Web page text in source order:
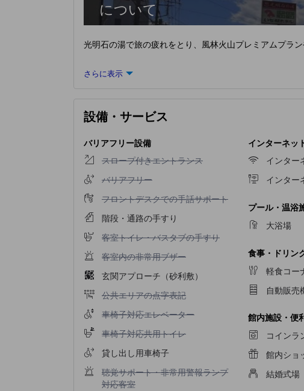
について
光明石の湯で旅の疲れをとり、風林火山プレミアムプラ
さらに表示
設備・サービス
バリアフリー設備
スロープ付きエントランス不可
スロープ付きエントランス
バリアフリー不可
バリアフリー
フロントデスクでの手話サポート不可
フロントデスクでの手話サポート
階段・通路の手すり
客室トイレ・バスタブの手すり不可
客室トイレ・バスタブの手すり
客室内の非常用ブザー不可
客室内の非常用ブザー
玄関アプローチ（砂利敷）
公共エリアの点字表記不可
公共エリアの点字表記
車椅子対応エレベーター不可
車椅子対応エレベーター
車椅子対応共用トイレ不可
車椅子対応共用トイレ
貸し出し用車椅子
聴覚サポート・非常用警報ランプ対応客室不可
聴覚サポート・非常用警報ランプ
対応客室
インターネッ
インター
インター
プール・温浴
大浴場
食事・ドリン
軽食コー
自動販売
館内施設・便
コインラ
館内ショ
結婚式場